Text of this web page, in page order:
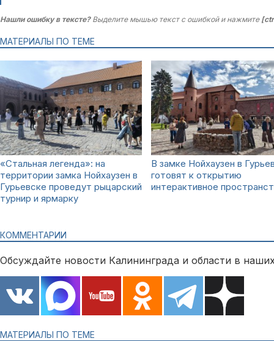
Нашли ошибку в тексте?Выделите мышью текст с ошибкой и нажмите
МАТЕРИАЛЫ ПО ТЕМЕ
«Стальная легенда»: на
территории замка Нойхаузен в
Гурьевске проведут рыцарский
турнир и ярмарку
В замке Нойхаузен в
готовят к открытию
интерактивное
КОММЕНТАРИИ
Обсуждайте новости Калининграда и области в
МАТЕРИАЛЫ ПО ТЕМЕ